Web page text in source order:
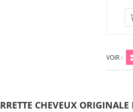
VOIR :
CHEVEUX